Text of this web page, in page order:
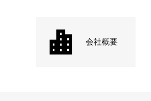
会社概要